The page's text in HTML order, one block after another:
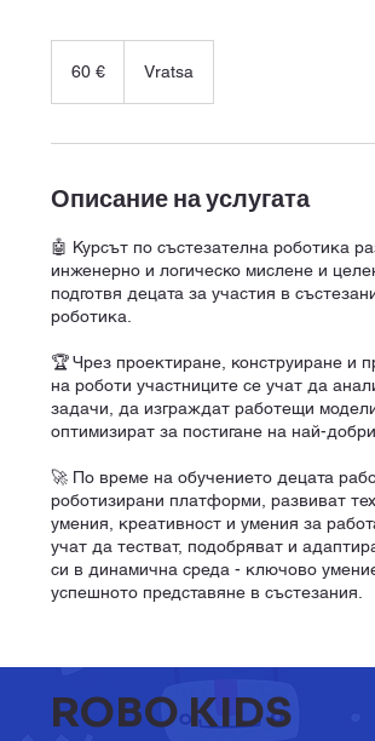
60 € Vratsa
Описание на услугата
🤖 Курсът по състезателна роботика
инженерно и логическо мислене и
подготвя децата за участия в
роботика.
🏆 Чрез проектиране, конструиране и
на роботи участниците се учат да
задачи, да изграждат работещи
оптимизират за постигане на най-добри
🚀 По време на обучението децата
роботизирани платформи, развиват
умения, креативност и умения за
учат да тестват, подобряват и
си в динамична среда - ключово
успешното представяне в състезания.
ROBO KIDS